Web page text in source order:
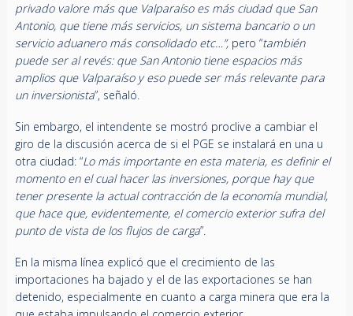
privado valore más que Valparaíso es más ciudad que San
Antonio, que tiene más servicios, un sistema bancario o un
servicio aduanero más consolidado etc…”,pero “también
puede ser al revés: que San Antonio tiene espacios más
amplios que Valparaíso y eso puede ser más relevante para
un inversionista”, señaló.
Sin embargo, el intendente se mostró proclive a cambiar el
giro de la discusión acerca de si el PGE se instalará en una u
otra ciudad: “Lo más importante en esta materia, es definir el
momento en el cual hacer las inversiones, porque hay que
tener presente la actual contracción de la economía mundial,
que hace que, evidentemente, el comercio exterior sufra del
punto de vista de los flujos de carga”.
En la misma línea explicó que el crecimiento de las
importaciones ha bajado y el de las exportaciones se han
detenido, especialmente en cuanto a carga minera que era la